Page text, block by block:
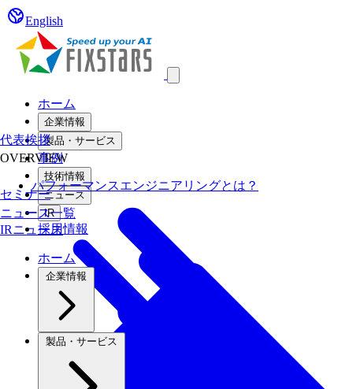
English
ホーム
企業情報
製品・サービス
事例
技術情報
セミナーニュース
ニュース一覧
IR
採用情報
ホーム
企業情報
製品・サービス
代表挨拶
OVERVIEW
パフォーマンスエンジニアリングとは？
IRニュース